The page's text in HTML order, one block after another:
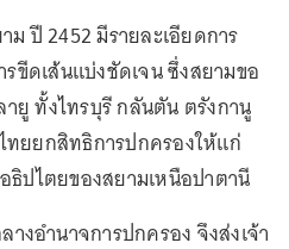
ปี 2452 มีรายละเอียดการ
ขีดเส้นแบ่งชัดเจน ซึ่งสยามขอ
ายู ทั้งไทรบุรี กลันตัน ตรังกานู
ทยยกสิทธิการปกครองให้แก่
ปไตยของสยามเหนือปาตานี
งอำนาจการปกครอง จึงส่งเจ้า